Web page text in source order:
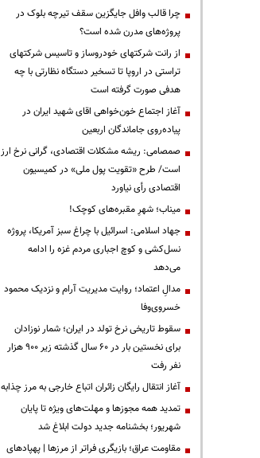
چرا قالب وافل جایگزین سقف تیرچه بلوک در
پروژه‌های مدرن شده است؟
از رانت‌ شرکتهای خودروساز و تاسیس شرکتهای
تراستی در اروپا تا تسخیر دستگاه نظارتی با چه
هدفی صورت گرفته است
آغاز اجتماع خون‌خواهی اقای شهید ایران در
پیاده‌روی جاماندگان اربعین
صمصامی: ریشه مشکلات اقتصادی، گرانی نرخ ارز
است/ طرح «تقویت پول ملی» در کمیسیون
اقتصادی رأی نیاورد
میناب؛ شهرِ مقبره‌های کوچک!
جهاد اسلامی: اسرائیل با چراغ سبز آمریکا، پروژه
نسل‌کشی و کوچ اجباری مردم غزه را ادامه
می‌دهد
مدالِ اعتماد؛ روایت مدیریت آرام و نزدیک محمود
خسروی‌وفا
سقوط تاریخی نرخ تولد در ایران؛ شمار نوزادان
برای نخستین بار در ۶۰ سال گذشته زیر ۹۰۰ هزار
نفر رفت
آغاز انتقال رایگان زائران اتباع خارجی به مرز چذابه
تمدید همه مجوزها و مهلت‌های ویژه تا پایان
شهریور؛ بخشنامه جدید دولت ابلاغ شد
مقاومت عراق؛ بازیگری فراتر از مرزها | پهپادهای